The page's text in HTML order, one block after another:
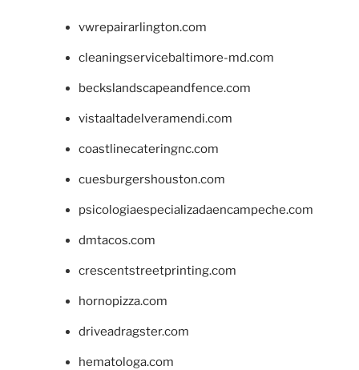
vwrepairarlington.com
cleaningservicebaltimore-md.com
beckslandscapeandfence.com
vistaaltadelveramendi.com
coastlinecateringnc.com
cuesburgershouston.com
psicologiaespecializadaencampeche.com
dmtacos.com
crescentstreetprinting.com
hornopizza.com
driveadragster.com
hematologa.com